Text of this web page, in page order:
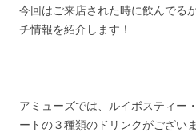
今回はご来店された時に飲んでる
チ情報を紹介します！
アミューズでは、ルイボスティー
ートの３種類のドリンクがござい